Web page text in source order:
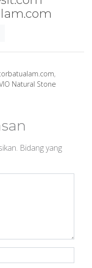
,
Natural Stone
Bidang yang